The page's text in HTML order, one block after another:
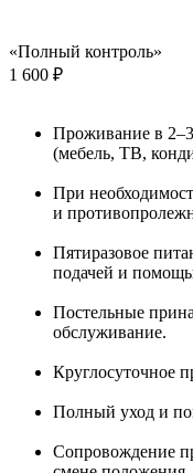
«Полный контроль»
1 600 ₽
Проживание в
(мебель, ТВ,
При
и
Пятиразовое
подачей и
Постельные
обслуживание.
Круглосуточное
Полный уход и
Сопровождение